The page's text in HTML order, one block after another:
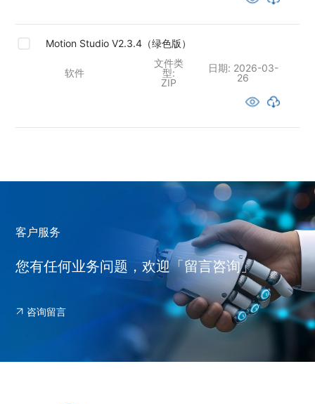
Motion Studio V2.3.4（绿色版）
软件
文件类
型:
ZIP
日期: 2026-03-
26
客户服务
您有任何业务问题，欢迎「留言咨询」
咨询留言